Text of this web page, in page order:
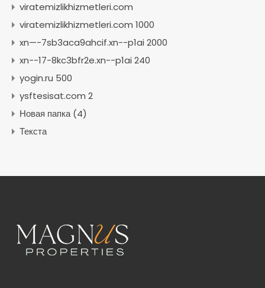
viratemizlikhizmetleri.com
viratemizlikhizmetleri.com 1000
xn—-7sb3aca9ahcif.xn--p1ai 2000
xn--17-8kc3bfr2e.xn--p1ai 240
yogin.ru 500
ysftesisat.com 2
Новая папка (4)
Текста